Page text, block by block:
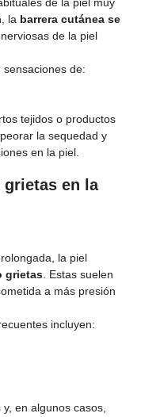
la barrera cutánea se
de la piel
de:
tejidos o productos
la sequedad y
en la piel.
grietas en la
la piel
grietas . Estas suelen
a más presión
incluyen:
en algunos casos,